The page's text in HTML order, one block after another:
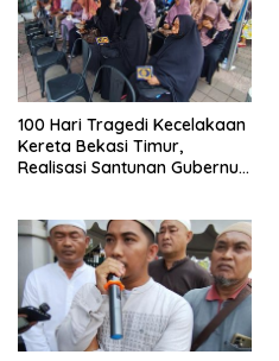
100 Hari Tragedi Kecelakaan
Kereta Bekasi Timur,
Realisasi Santunan Gubernur